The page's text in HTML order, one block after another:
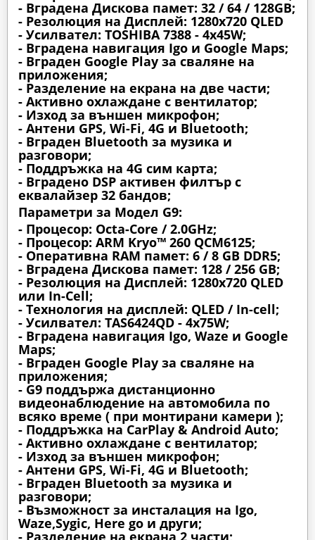
- Вградена Дискова памет: 32 / 64 / 128GB;
- Резолюция на Дисплей: 1280х720 QLED
- Усилвател: TOSHIBA 7388 - 4x45W;
- Вградена навигация Igo и Google Maps;
- Вграден Google Play за сваляне на
приложения;
- Разделение на екрана на две части;
- Активно охлаждане с вентилатор;
- Изход за външен микрофон;
- Антени GPS, Wi-Fi, 4G и Bluetooth;
- Вграден Bluetooth за музика и
разговори;
- Поддръжка на 4G сим карта;
- Вградено DSP активен филтър с
еквалайзер 32 бандов;
Параметри за Модел G9:
- Процесор: Octa-Core / 2.0GHz;
- Процесор: ARM Kryo™ 260 QCM6125;
- Оперативна RAM памет: 6 / 8 GB DDR5;
- Вградена Дискова памет: 128 / 256 GB;
- Резолюция на Дисплей: 1280х720 QLED
или In-Cell;
- Технология на дисплей: QLED / In-cell;
- Усилвател: TAS6424QD - 4x75W;
- Вградена навигация Igo, Waze и Google
Maps;
- Вграден Google Play за сваляне на
приложения;
- G9 поддържа дистанционно
видеонаблюдение на автомобила по
всяко време ( при монтирани камери );
- Поддръжка на CarPlay & Android Auto;
- Активно охлаждане с вентилатор;
- Изход за външен микрофон;
- Антени GPS, Wi-Fi, 4G и Bluetooth;
- Вграден Bluetooth за музика и
разговори;
- Възможност за инсталация на Igo,
Waze,Sygic, Here go и други;
- Разделение на екрана 2 части;